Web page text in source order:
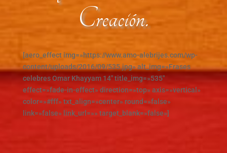
Creación.
[aero_effect img=»https://www.amo-alebrijes.com/wp-
content/uploads/2016/09/535.jpg» alt_img=»Frases
celebres Omar Khayyam 14″ title_img=»535″
effect=»fade-in-effect» direction=»top» axis=»vertical»
color=»#fff» txt_align=»center» round=»false»
link=»false» link_url=»» target_blank=»false»]